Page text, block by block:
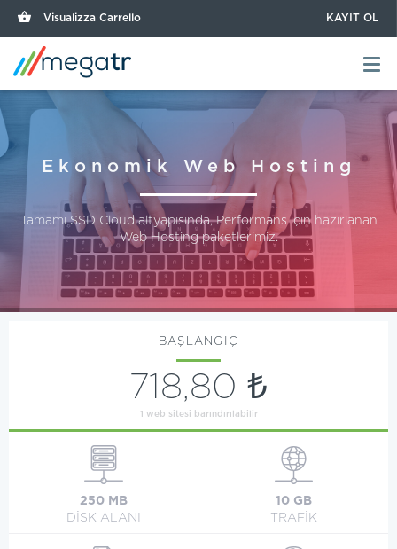
Visualizza Carrello KAYIT OL
Ekonomik Web Hosting
Tamamı SSD Cloud altyapısında, Performans için hazırlanan
Web Hosting paketlerimiz.
BAŞLANGIÇ
718,80 ₺
1 web sitesi barındırılabilir
250 MB
DİSK ALANI
10 GB
TRAFİK